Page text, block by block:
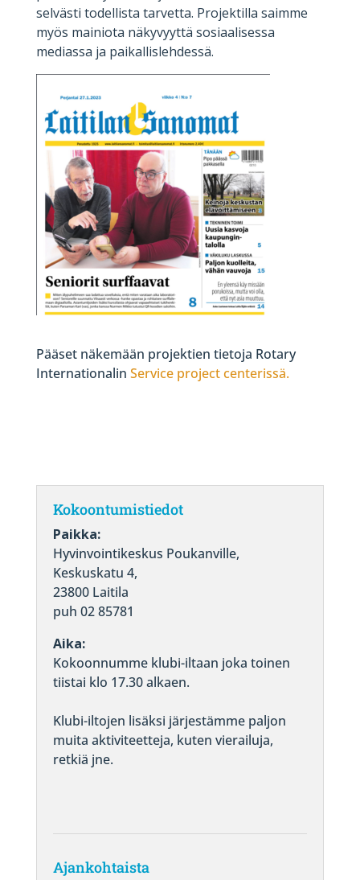
selvästi todellista tarvetta. Projektilla saimme
myös mainiota näkyvyyttä sosiaalisessa
mediassa ja paikallislehdessä.
Pääset näkemään projektien tietoja Rotary
Internationalin Service project centerissä.
Kokoontumistiedot
Paikka:
Hyvinvointikeskus Poukanville,
Keskuskatu 4,
23800 Laitila
puh 02 85781
Aika:
Kokoonnumme klubi-iltaan joka toinen
tiistai klo 17.30 alkaen.
Klubi-iltojen lisäksi järjestämme paljon
muita aktiviteetteja, kuten vierailuja,
retkiä jne.
Ajankohtaista